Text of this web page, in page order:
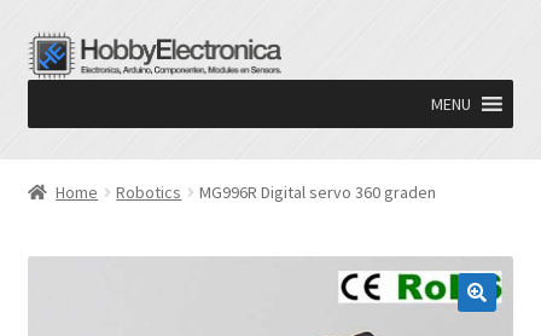
Ga
door
navigatie
Ga
naar
inhoud
MENU
Home Robotics MG996R Digital servo 360 graden